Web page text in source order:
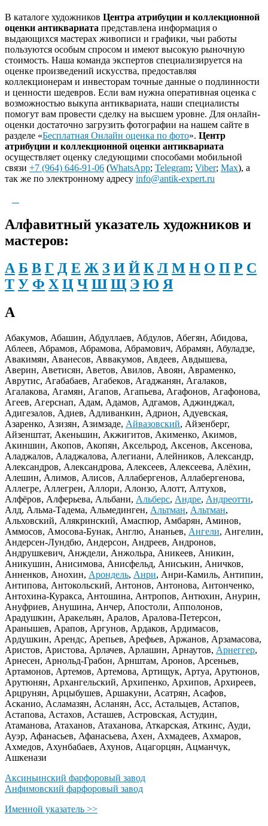
В каталоге художников Центра атрибуции и коллекционной
оценки антиквариата представлена информация о
выдающихся мастерах живописи и графики, чьи работы
пользуются особым спросом и имеют высокую рыночную
стоимость. Наша команда экспертов специализируется на
оценке произведений искусства, предоставляя
коллекционерам и инвесторам точные данные о подлинности
и ценности шедевров. Если вам нужна оперативная оценка с
возможностью выкупа антиквариата, наши специалисты
помогут вам провести сделку на высшем уровне. Для онлайн-
оценки достаточно загрузить фотографии на нашем сайте в
разделе «Бесплатная Онлайн оценка по фото». Центр
атрибуции и коллекционной оценки антиквариата
осуществляет оценку следующими способами мобильной
связи +7 (964) 646-91-06 (WhatsApp; Telegram; Viber; Max), а
так же по электронному адресу info@antik-expert.ru
Алфавитный указатель художников и
мастеров:
А Б В Г Д Е Ж З И Й К Л М Н О П Р С
Т У Ф Х Ц Ч Ш Щ Э Ю Я
А
Абакумов, Абашин, Абдуллаев, Абдулов, Абегян, Абидова,
Аблеев, Абрамов, Абрамова, Абрамович, Абрамян, Абуладзе,
Авакимян, Аванесов, Аввакумов, Авдеев, Авдышева,
Аверин, Аветисян, Аветов, Авилов, Авоян, Авраменко,
Аврутис, Агабабаев, Агабеков, Агаджанян, Агалаков,
Агалакова, Агамян, Агапов, Агапьева, Агафонов, Агафонова,
Агеев, Агерснап, Адам, Адамов, Адгамов, Аджинджал,
Адигезалов, Адиев, Адливанкин, Адрион, Адуевская,
Азаренко, Азизян, Азимзаде, Айвазовский, Айзенберг,
Айзенштат, Акеньшин, Акжигитов, Акименко, Акимов,
Акиншин, Акопов, Акопян, Аксельрод, Аксенов, Аксенова,
Аладжалов, Аладжалова, Алегиани, Алейников, Александр,
Александров, Александрова, Алексеев, Алексеева, Алёхин,
Алешин, Алимов, Алисов, Аллабергенов, Аллабергенова,
Аллегре, Аллегрен, Аллори, Алонзо, Алотт, Алтухов,
Алфёров, Алферьева, Альбани, Альберс, Андре, Андреотти,
Алд, Альма-Тадема, Альмединген, Альтман, Альтман,
Альховский, Алякринский, Амаспюр, Амбарян, Аминов,
Аммосов, Амосова-Бунак, Англю, Ананьев, Ангели, Ангелин,
Андерсен-Лундбю, Андерсон, Андреев, Андронов,
Андрушкевич, Анждели, Анжольра, Аникеев, Аникин,
Аникушин, Анисимова, Анисфельд, Аниськин, Аничков,
Анненков, Анохин, Арондель, Анри, Анри-Камиль, Антипин,
Антипова, Антокольский, Антонов, Антонова, Антонченко,
Антохина-Куракса, Антошина, Антропов, Антюхин, Анурин,
Ануфриев, Анушина, Анчер, Апостоли, Апполонов,
Арадушкин, Аракельян, Аралов, Аралова-Петерсон,
Аранышев, Арапов, Аргунов, Ардаков, Ардимасов,
Ардушкин, Арендс, Арепьев, Арефьев, Аржанов, Арзамасова,
Аристов, Аристова, Арлачев, Арлашин, Арнаутов, Арнеггер,
Арнесен, Арнольд-Грабон, Арнштам, Аронов, Арсеньев,
Артамонов, Артемов, Артемова, Артищук, Артуа, Арутюнов,
Арутюнян, Архангельский, Архипенко, Архипов, Архиреев,
Арцрунян, Арцыбушев, Аршакуни, Асатрян, Асафов,
Асканио, Асламазян, Асланян, Асс, Астальцев, Астапов,
Астапова, Астахов, Асташев, Астровская, Астудин,
Атаманова, Атаханов, Атаханова, Аткарская, Аткинс, Ауди,
Ауэр, Афанасьев, Афанасьева, Ахен, Ахмадеев, Ахмаров,
Ахмедов, Ахунбабаев, Ахунов, Ацагорцян, Ацманчук,
Ашкенази
Аксиньинский фарфоровый завод
Анфимовский фарфоровый завод
Именной указатель >>